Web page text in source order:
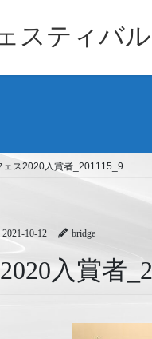
スティバ
ェス2020入賞者_201115_9
2021-10-12 bridge
入賞者